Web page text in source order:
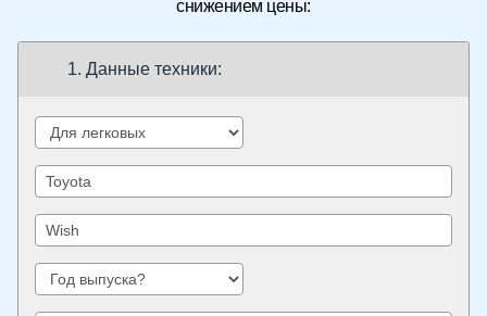
снижением цены:
1. Данные техники: